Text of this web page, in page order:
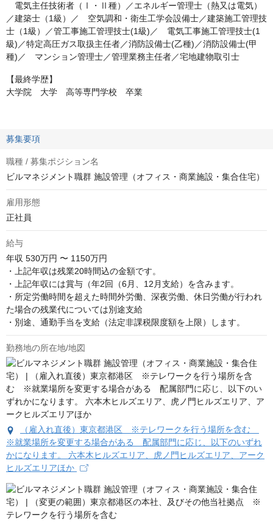
電気主任技術者（Ⅰ・Ⅱ種）／エネルギー管理士（熱又は電気）
／建築士（1級）／ 空気調和・衛生工学会設備士／建築施工管理技
士（1級）／管工事施工管理技士(1級)／ 電気工事施工管理技士(1
級)／特定高圧ガス取扱主任者／消防設備士(乙種)／消防設備士(甲
種)／ マンション管理士／管理業務主任者／宅地建物取引士
【最終学歴】
大学院 大学 高等専門学校 卒業
募集要項
職種 / 募集ポジション名
ビルマネジメント職群 施設管理（オフィス・商業施設・集合住宅）
雇用形態
正社員
給与
年収 530万円 〜 1150万円
・上記年収は残業20時間込の金額です。
・上記年収には賞与（年2回（6月、12月支給）を含みます。
・所定労働時間を超えた時間外労働、深夜労働、休日労働が行われ
た場合の残業代については別途支給
・別途、通勤手当を支給（法定非課税限度額を上限）します。
勤務地の所在地/地図
（雇入れ直後）東京都港区 ※テレワークを行う場所を含む
※就業場所を変更する場合がある 配属部門に応じ、以下のいずれ
かになります。 六本木ヒルズエリア、虎ノ門ヒルズエリア、アーク
ヒルズエリアほか